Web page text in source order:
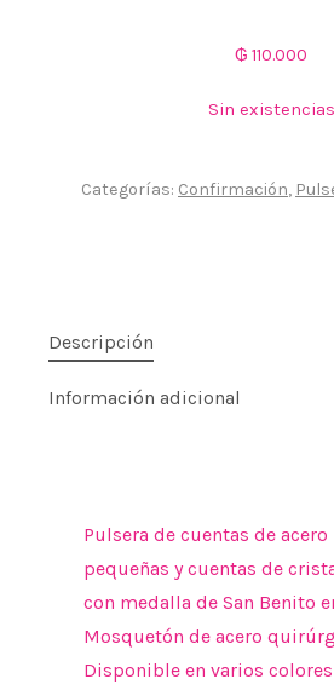
₲ 110.000
Sin existencias
Categorías: Confirmación,
Descripción
Información adicional
Pulsera de cuentas de acero
pequeñas y cuentas de
con medalla de San Benito
Mosquetón de acero
Disponible en varios